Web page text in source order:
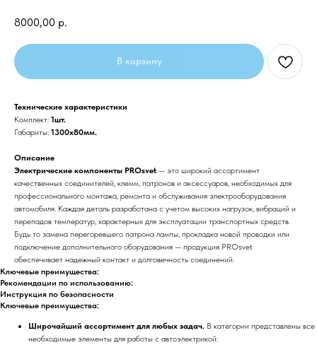
8000,00 р.
В корзину
Технические характеристики
Комплект: 1шт.
Габариты: 1300x80мм.
Описание
Электрические компоненты PROsvet — это широкий ассортимент
качественных соединителей, клемм, патронов и аксессуаров, необходимых для
профессионального монтажа, ремонта и обслуживания электрооборудования
автомобиля. Каждая деталь разработана с учетом высоких нагрузок, вибраций и
перепадов температур, характерных для эксплуатации транспортных средств.
Будь то замена перегоревшего патрона лампы, прокладка новой проводки или
подключение дополнительного оборудования — продукция PROsvet
обеспечивает надежный контакт и долговечность соединений.
Ключевые преимущества:
Рекомендации по использованию:
Инструкция по безопасности
Ключевые преимущества:
Широчайший ассортимент для любых задач. В категории представлены все
необходимые элементы для работы с автоэлектрикой: